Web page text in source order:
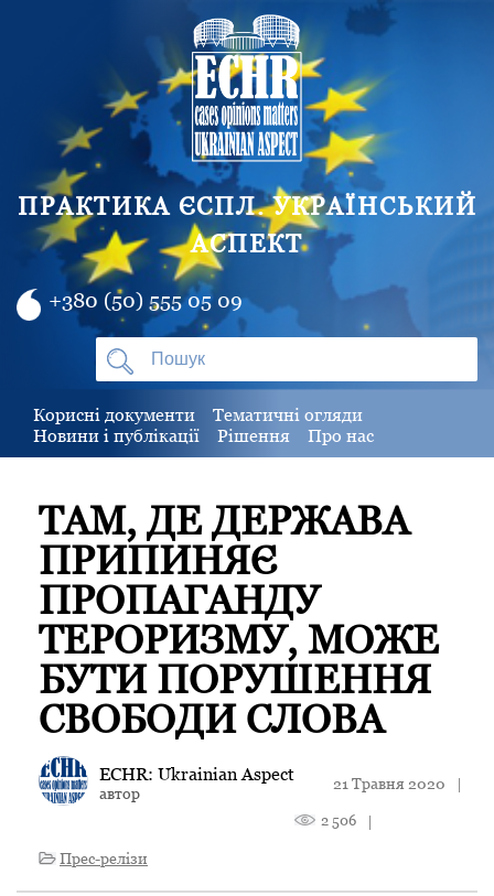
ПРАКТИКА ЄСПЛ. УКРАЇНСЬКИЙ
АСПЕКТ
+380 (50) 555 05 09
Корисні документи
Тематичні огляди
Новини і публікації
Рішення Про нас
ТАМ, ДЕ ДЕРЖАВА
ПРИПИНЯЄ
ПРОПАГАНДУ
ТЕРОРИЗМУ, МОЖЕ
БУТИ ПОРУШЕННЯ
СВОБОДИ СЛОВА
ECHR: Ukrainian Aspect
автор
21 Травня 2020 |
2 506
|
Прес-релізи